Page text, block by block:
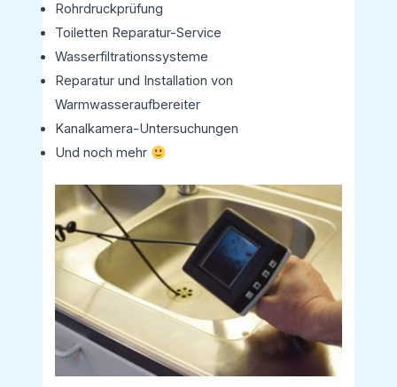
Rohrdruckprüfung
Toiletten Reparatur-Service
Wasserfiltrationssysteme
Reparatur und Installation von
Warmwasseraufbereiter
Kanalkamera-Untersuchungen
Und noch mehr